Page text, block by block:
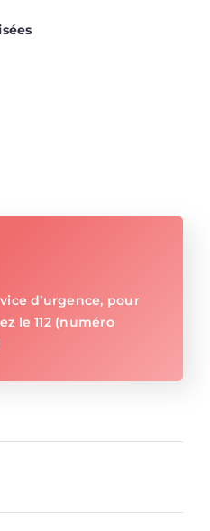
d’urgence, pour
le 112 (numéro